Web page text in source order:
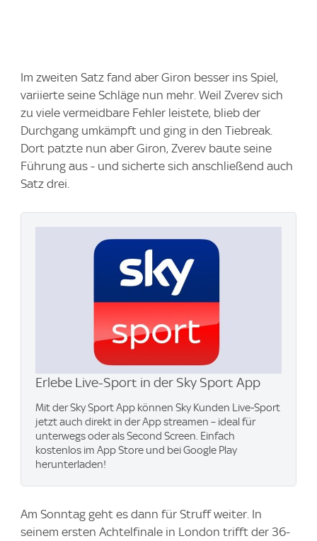
Im zweiten Satz fand aber Giron besser ins Spiel,
variierte seine Schläge nun mehr. Weil Zverev sich
zu viele vermeidbare Fehler leistete, blieb der
Durchgang umkämpft und ging in den Tiebreak.
Dort patzte nun aber Giron, Zverev baute seine
Führung aus - und sicherte sich anschließend auch
Satz drei.
Erlebe Live-Sport in der Sky Sport App
Mit der Sky Sport App können Sky Kunden Live-Sport
jetzt auch direkt in der App streamen – ideal für
unterwegs oder als Second Screen. Einfach
kostenlos im App Store und bei Google Play
herunterladen!
Am Sonntag geht es dann für Struff weiter. In
seinem ersten Achtelfinale in London trifft der 36-